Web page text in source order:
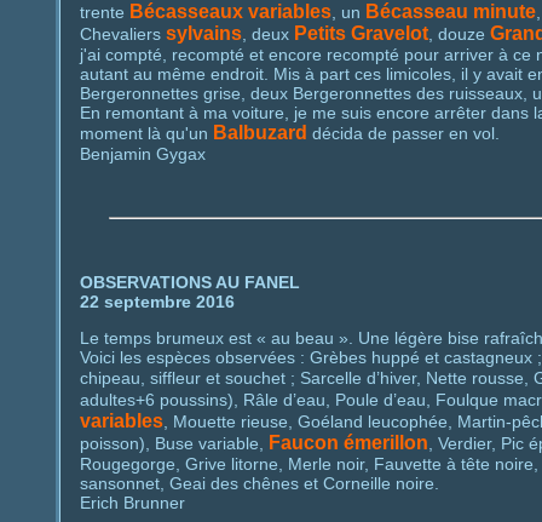
trente Bécasseaux variables, un Bécasseau minute
Chevaliers sylvains, deux Petits Gravelot, douze
j'ai compté, recompté et encore recompté pour arriver à
autant au même endroit. Mis à part ces limicoles, il y avait
Bergeronnettes grise, deux Bergeronnettes des ruisseaux,
En remontant à ma voiture, je me suis encore arrêter
moment là qu'un Balbuzard décida de passer en vol.
Benjamin Gygax
OBSERVATIONS AU FANEL
22 septembre 2016
Le temps brumeux est « au beau ». Une légère bise
Voici les espèces observées : Grèbes huppé et
chipeau, siffleur et souchet ; Sarcelle d’hiver, Nette rousse,
adultes+6 poussins), Râle d’eau, Poule d’eau, Foulque
variables, Mouette rieuse, Goéland leucophée, Martin-
poisson), Buse variable, Faucon émerillon, Verdier, Pic
Rougegorge, Grive litorne, Merle noir, Fauvette à tête
sansonnet, Geai des chênes et Corneille noire.
Erich Brunner